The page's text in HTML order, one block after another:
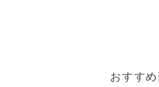
おすす